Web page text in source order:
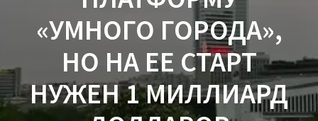
«УМНОГО ГОРОДА»,
НО НА ЕЕ СТАРТ
НУЖЕН 1 МИЛЛИАРД